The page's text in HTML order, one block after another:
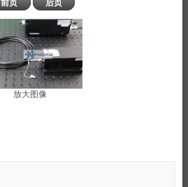
前页 后页
放大图像